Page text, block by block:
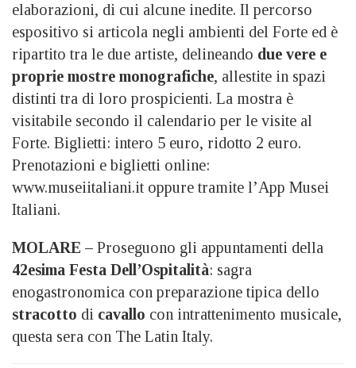
elaborazioni, di cui alcune inedite. Il percorso
espositivo si articola negli ambienti del Forte ed è
ripartito tra le due artiste, delineando due vere e
proprie mostre monografiche, allestite in spazi
distinti tra di loro prospicienti. La mostra è
visitabile secondo il calendario per le visite al
Forte. Biglietti: intero 5 euro, ridotto 2 euro.
Prenotazioni e biglietti online:
www.museiitaliani.it oppure tramite l’App Musei
Italiani.
MOLARE – Proseguono gli appuntamenti della
42esima Festa Dell’Ospitalità: sagra
enogastronomica con preparazione tipica dello
stracotto di cavallo con intrattenimento musicale,
questa sera con The Latin Italy.